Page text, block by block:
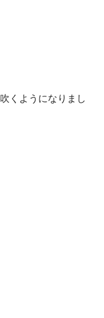
くようになりまし